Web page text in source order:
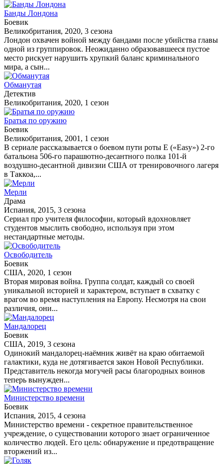
Банды Лондона
Боевик
Великобритания, 2020, 3 сезона
Лондон охвачен войной между бандами после убийства главы
одной из группировок. Неожиданно образовавшееся пустое
место рискует нарушить хрупкий баланс криминального
мира, а сын...
Обманутая
Детектив
Великобритания, 2020, 1 сезон
Братья по оружию
Боевик
Великобритания, 2001, 1 сезон
В сериале рассказывается о боевом пути роты E («Easy») 2-го
батальона 506-го парашютно-десантного полка 101-й
воздушно-десантной дивизии США от тренировочного лагеря
в Таккоа,...
Мерли
Драма
Испания, 2015, 3 сезона
Сериал про учителя философии, который вдохновляет
студентов мыслить свободно, используя при этом
нестандартные методы.
Освободитель
Боевик
США, 2020, 1 сезон
Вторая мировая война. Группа солдат, каждый со своей
уникальной историей и характером, вступает в схватку с
врагом во время наступления на Европу. Несмотря на свои
различия, они...
Мандалорец
Боевик
США, 2019, 3 сезона
Одинокий мандалорец-наёмник живёт на краю обитаемой
галактики, куда не дотягивается закон Новой Республики.
Представитель некогда могучей расы благородных воинов
теперь вынужден...
Министерство времени
Боевик
Испания, 2015, 4 сезона
Министерство времени - секретное правительственное
учреждение, о существовании которого знает ограниченное
количество людей. Его цель: обнаружение и предотвращение
вторжений из...